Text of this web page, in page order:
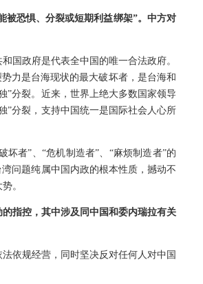
被恐惧、分裂或短期利益绑架”。中方对
国政府是代表全中国的唯一合法政府。
力是台海现状的最大破坏者，是台海和
”分裂。近来，世界上绝大多数国家领导
”分裂，支持中国统一是国际社会人心所
坏者”、“危机制造者”、“麻烦制造者”的
问题纯属中国内政的根本性质，撼动不
。
指控，其中涉及同中国和委内瑞拉有关
依规经营，同时坚决反对任何人对中国